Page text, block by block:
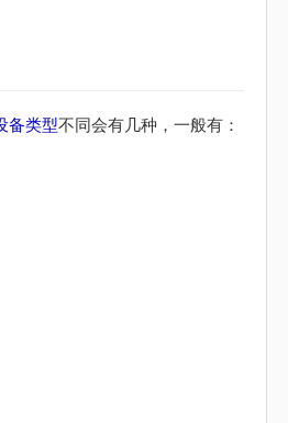
备类型不同会有几种，一般有：